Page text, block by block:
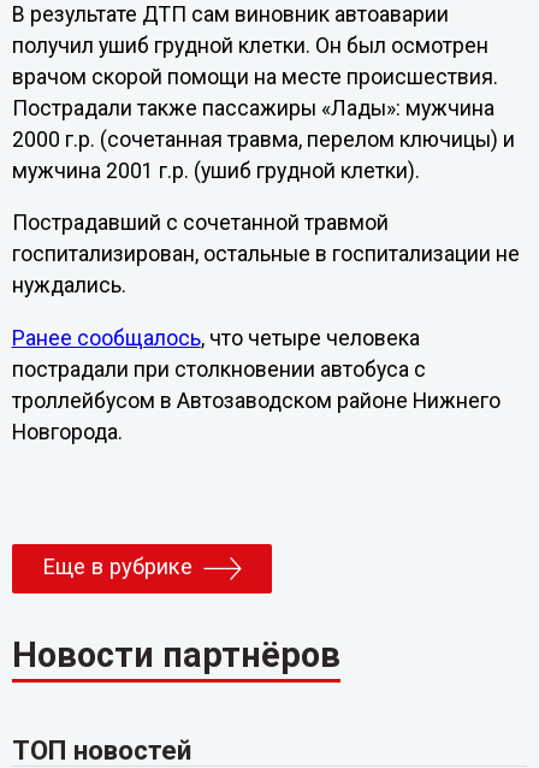
В результате ДТП сам виновник автоаварии
получил ушиб грудной клетки. Он был осмотрен
врачом скорой помощи на месте происшествия.
Пострадали также пассажиры «Лады»: мужчина
2000 г.р. (сочетанная травма, перелом ключицы) и
мужчина 2001 г.р. (ушиб грудной клетки).
Пострадавший с сочетанной травмой
госпитализирован, остальные в госпитализации не
нуждались.
Ранее сообщалось, что четыре человека
пострадали при столкновении автобуса с
троллейбусом в Автозаводском районе Нижнего
Новгорода.
Еще в рубрике
Новости партнёров
ТОП новостей